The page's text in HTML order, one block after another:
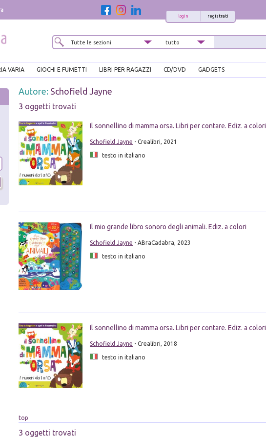
registrati
login
VARIA GIOCHI E FUMETTI LIBRI PER RAGAZZI CD/DVD GADGETS
Autore: Schofield Jayne
3 oggetti trovati
Il sonnellino di mamma orsa. Libri per contare. Ediz. a colori
Schofield Jayne - Crealibri, 2021
testo in italiano
Il mio grande libro sonoro degli animali. Ediz. a colori
Schofield Jayne - ABraCadabra, 2023
testo in italiano
Il sonnellino di mamma orsa. Libri per contare. Ediz. a colori
Schofield Jayne - Crealibri, 2018
testo in italiano
top
3 oggetti trovati